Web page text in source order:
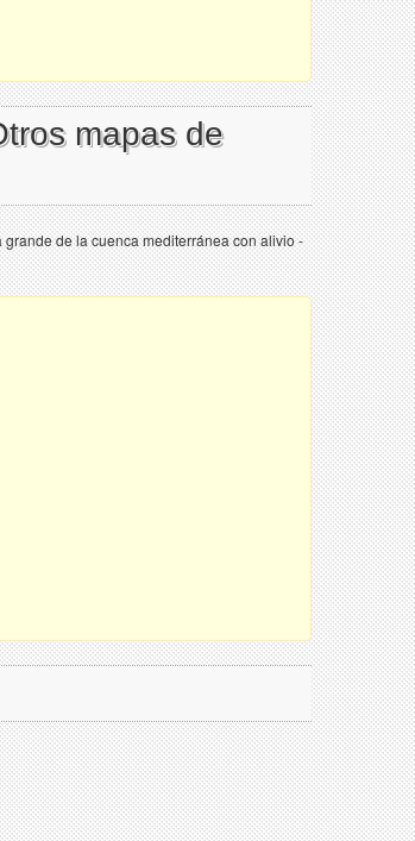
mapas de
de la cuenca mediterránea con alivio -